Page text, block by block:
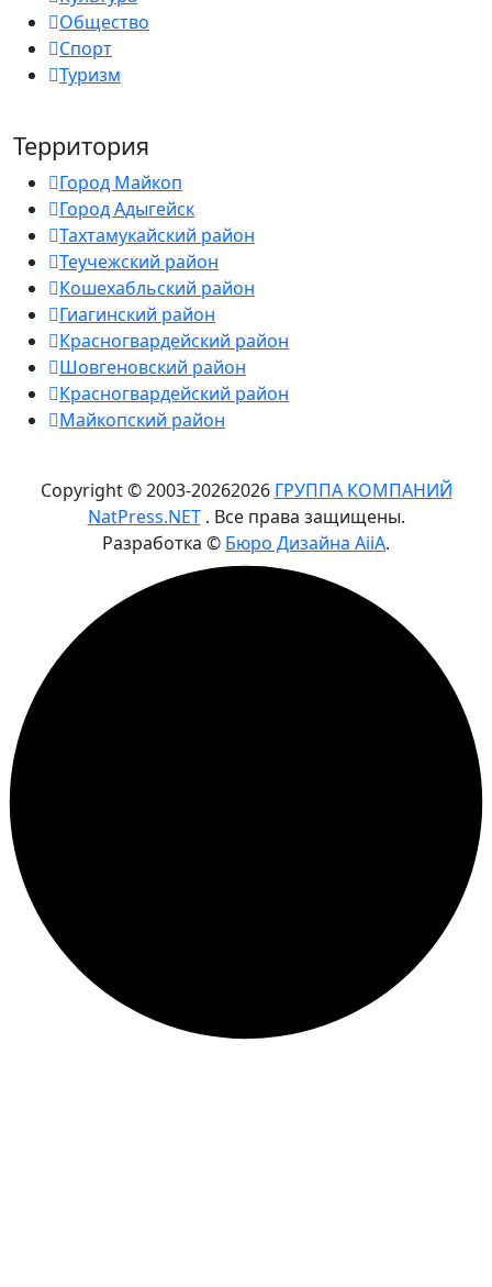
Общество
Спорт
Туризм
Территория
Город Майкоп
Город Адыгейск
Тахтамукайский район
Теучежский район
Кошехабльский район
Гиагинский район
Красногвардейский район
Шовгеновский район
Красногвардейский район
Майкопский район
Copyright © 2003-20262026 ГРУППА КОМПАНИЙ
NatPress.NET. Все права защищены.
Разработка © Бюро Дизайна AiiA.